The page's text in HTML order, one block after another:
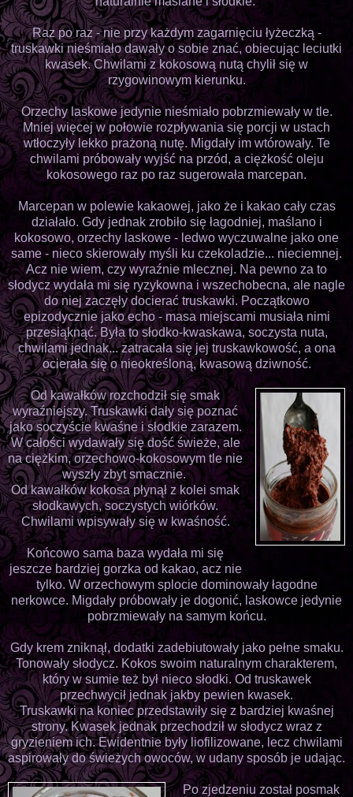
Raz po raz - nie przy każdym zagarnięciu łyżeczką -
truskawki nieśmiało dawały o sobie znać, obiecując leciutki
kwasek. Chwilami z kokosową nutą chylił się w
rzygowinowym kierunku.
Orzechy laskowe jedynie nieśmiało pobrzmiewały w tle.
Mniej więcej w połowie rozpływania się porcji w ustach
wtłoczyły lekko prażoną nutę. Migdały im wtórowały. Te
chwilami próbowały wyjść na przód, a ciężkość oleju
kokosowego raz po raz sugerowała marcepan.
Marcepan w polewie kakaowej, jako że i kakao cały czas
działało. Gdy jednak zrobiło się łagodniej, maślano i
kokosowo, orzechy laskowe - ledwo wyczuwalne jako one
same - nieco skierowały myśli ku czekoladzie... nieciemnej.
Acz nie wiem, czy wyraźnie mlecznej. Na pewno za to
słodycz wydała mi się ryzykowna i wszechobecna, ale nagle
do niej zaczęły docierać truskawki. Początkowo
epizodycznie jako echo - masa miejscami musiała nimi
przesiąknąć. Była to słodko-kwaskawa, soczysta nuta,
chwilami jednak... zatracała się jej truskawkowość, a ona
ocierała się o nieokreśloną, kwasową dziwność.
Od kawałków rozchodził się smak
wyraźniejszy. Truskawki dały się poznać
jako soczyście kwaśne i słodkie zarazem.
W całości wydawały się dość świeże, ale
na ciężkim, orzechowo-kokosowym tle nie
wyszły zbyt smacznie.
Od kawałków kokosa płynął z kolei smak
słodkawych, soczystych wiórków.
Chwilami wpisywały się w kwaśność.
Końcowo sama baza wydała mi się
jeszcze bardziej gorzka od kakao, acz nie
tylko. W orzechowym splocie dominowały łagodne
nerkowce. Migdały próbowały je dogonić, laskowce jedynie
pobrzmiewały na samym końcu.
Gdy krem zniknął, dodatki zadebiutowały jako pełne smaku.
Tonowały słodycz. Kokos swoim naturalnym charakterem,
który w sumie też był nieco słodki. Od truskawek
przechwycił jednak jakby pewien kwasek.
Truskawki na koniec przedstawiły się z bardziej kwaśnej
strony. Kwasek jednak przechodził w słodycz wraz z
gryzieniem ich. Ewidentnie były liofilizowane, lecz chwilami
aspirowały do świeżych owoców, w udany sposób je udając.
Po zjedzeniu został posmak